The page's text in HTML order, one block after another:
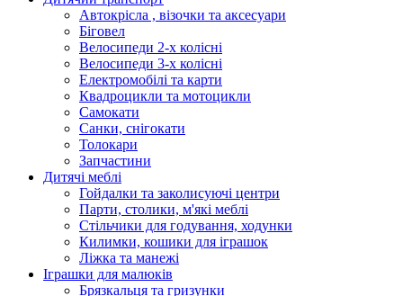
Автокрісла , візочки та аксесуари
Біговел
Велосипеди 2-х колісні
Велосипеди 3-х колісні
Електромобілі та карти
Квадроцикли та мотоцикли
Самокати
Санки, снігокати
Толокари
Запчастини
Дитячі меблі
Гойдалки та заколисуючі центри
Парти, столики, м'які меблі
Стільчики для годування, ходунки
Килимки, кошики для іграшок
Ліжка та манежі
Іграшки для малюків
Брязкальця та гризунки